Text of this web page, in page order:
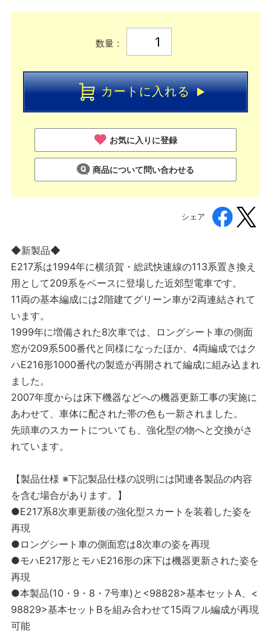
数量：
カートに入れる
お気に入りに登録
商品について問い合わせる
シェア
◆新製品◆
E217系は1994年に横須賀・総武快速線の113系置き換え
用として209系をベースに登場した近郊型電車です。
11両の基本編成には2階建てグリーン車が2両連結されて
います。
1999年に増備された8次車では、ロングシート車の側面
窓が209系500番代と同様になったほか、4両編成ではク
ハE216形1000番代の製造が再開されて編成に組み込まれ
ました。
2007年度からは床下機器などへの機器更新工事の実施に
あわせて、車体に配された帯の色も一新されました。
先頭車のスカートについても、強化型の物へと交換がさ
れています。
【製品仕様 ※下記製品仕様の説明には関連各製品の内容
を含む場合があります。】
●E217系8次車更新後の強化型スカートを装着した姿を
再現
●ロングシート車の側面窓は8次車の姿を再現
●モハE217形とモハE216形の床下は機器更新された姿を
再現
●本製品(10・9・8・7号車)と<98828>基本セットA、<
98829>基本セットBを組み合わせて15両フル編成が再現
可能